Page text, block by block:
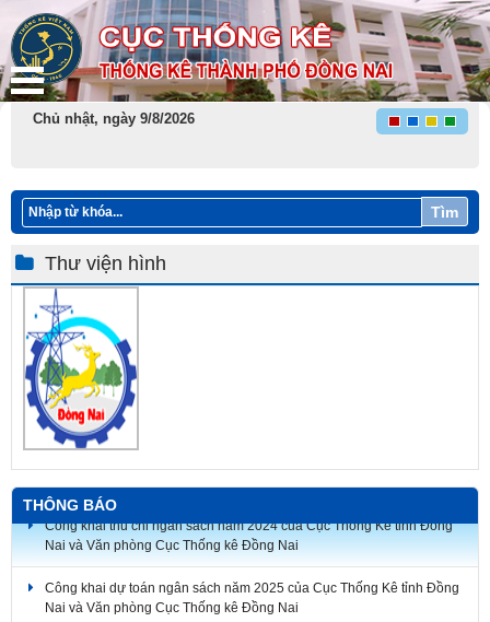
Chủ nhật, ngày 9/8/2026
Tìm
Thư viện hình
THÔNG BÁO
Công khai thu chi ngân sách năm 2024 của Cục Thống Kê tỉnh Đồng
Nai và Văn phòng Cục Thống kê Đồng Nai
Công khai dự toán ngân sách năm 2025 của Cục Thống Kê tỉnh Đồng
Nai và Văn phòng Cục Thống kê Đồng Nai